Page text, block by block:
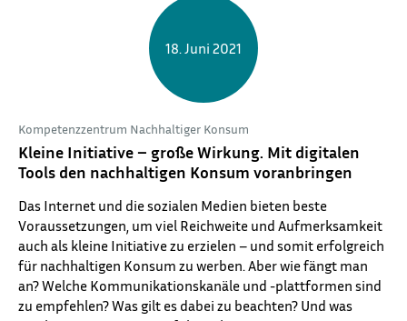
18. Juni 2021
Kompetenzzentrum Nachhaltiger Konsum
Kleine Initiative – große Wirkung. Mit digitalen
Tools den nachhaltigen Konsum voranbringen
Das Internet und die sozialen Medien bieten beste
Voraussetzungen, um viel Reichweite und Aufmerksamkeit
auch als kleine Initiative zu erzielen – und somit erfolgreich
für nachhaltigen Konsum zu werben. Aber wie fängt man
an? Welche Kommunikationskanäle und -plattformen sind
zu empfehlen? Was gilt es dabei zu beachten? Und was